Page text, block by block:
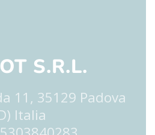
S.R.L.
11, 35129 Padova
Italia